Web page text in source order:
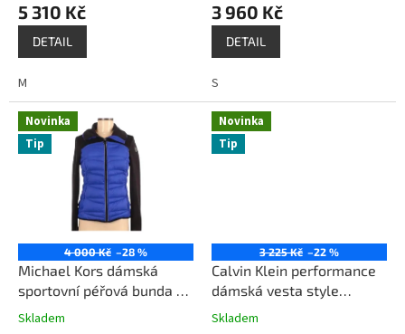
5 310 Kč
DETAIL
M
3 960 Kč
DETAIL
S
Novinka
Tip
4 000 Kč –28 %
Michael Kors dámská
sportovní péřová bunda do
Skladem
Novinka
Tip
3 225 Kč –22 %
Calvin Klein performance
dámská vesta style
PF7V9855 šedá
Skladem